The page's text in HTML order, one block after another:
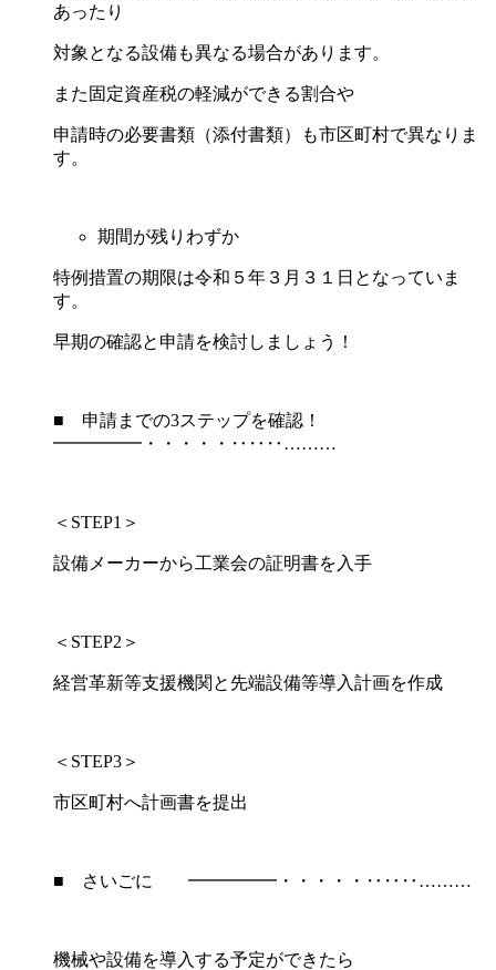
あったり
対象となる設備も異なる場合があります。
また固定資産税の軽減ができる割合や
申請時の必要書類（添付書類）も市区町村で異なりま
す。
期間が残りわずか
特例措置の期限は令和５年３月３１日となっていま
す。
早期の確認と申請を検討しましょう！
■ 申請までの3ステップを確認！
━━━━━・・・・・‥‥‥………
＜STEP1＞
設備メーカーから工業会の証明書を入手
＜STEP2＞
経営革新等支援機関と先端設備等導入計画を作成
＜STEP3＞
市区町村へ計画書を提出
■ さいごに ━━━━━・・・・・‥‥‥………
機械や設備を導入する予定ができたら